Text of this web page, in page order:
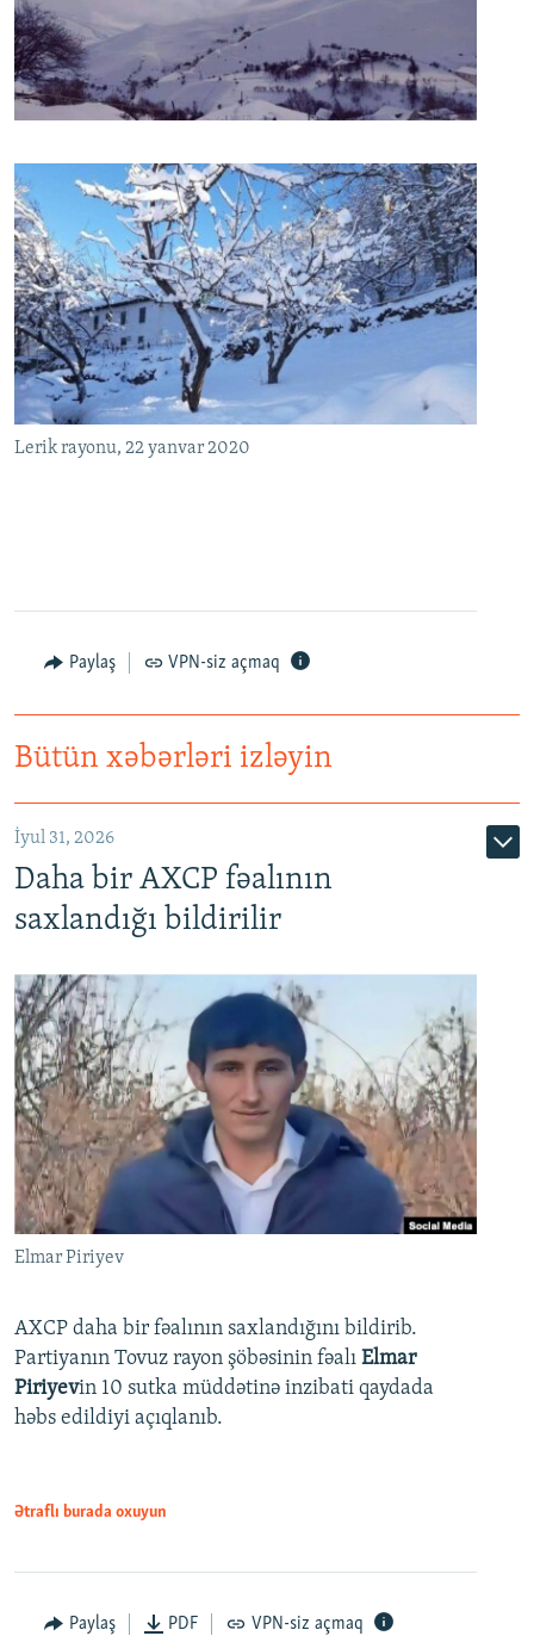
Lerik rayonu, 22 yanvar 2020
Paylaş VPN-siz açmaq
Bütün xəbərləri izləyin
İyul 31, 2026
Daha bir AXCP fəalının
saxlandığı bildirilir
Elmar Piriyev
AXCP daha bir fəalının saxlandığını bildirib.
Partiyanın Tovuz rayon şöbəsinin fəalı Elmar
Piriyevin 10 sutka müddətinə inzibati qaydada
həbs edildiyi açıqlanıb.
Ətraflı burada oxuyun
Paylaş PDF VPN-siz açmaq